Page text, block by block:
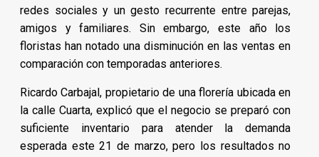
redes sociales y un gesto recurrente entre parejas,
amigos y familiares. Sin embargo, este año los
floristas han notado una disminución en las ventas en
comparación con temporadas anteriores.
Ricardo Carbajal, propietario de una florería ubicada en
la calle Cuarta, explicó que el negocio se preparó con
suficiente inventario para atender la demanda
esperada este 21 de marzo, pero los resultados no